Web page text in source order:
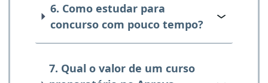
6. Como estudar para
concurso com pouco tempo?
7. Qual o valor de um curso